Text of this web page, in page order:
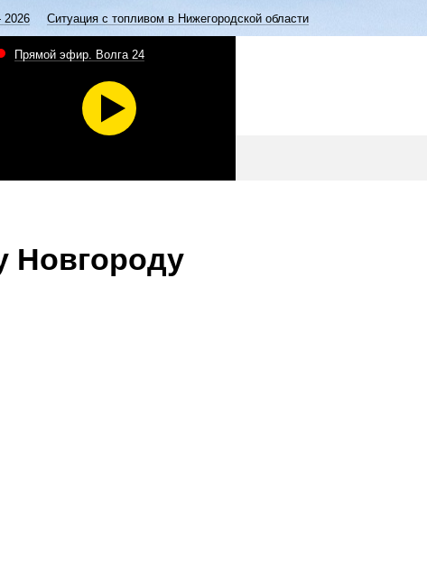
Ситуация с топливом в Нижегородской области
Прямой эфир. Волга 24
Новгороду